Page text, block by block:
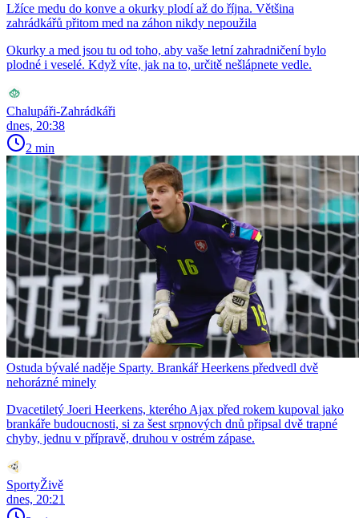
Lžíce medu do konve a okurky plodí až do října. Většina
zahrádkářů přitom med na záhon nikdy nepoužila
Okurky a med jsou tu od toho, aby vaše letní zahradničení bylo
plodné i veselé. Když víte, jak na to, určitě nešlápnete vedle.
Chalupáři-Zahrádkáři
dnes, 20:38
2 min
Ostuda bývalé naděje Sparty. Brankář Heerkens předvedl dvě
nehorázné minely
Dvacetiletý Joeri Heerkens, kterého Ajax před rokem kupoval jako
brankáře budoucnosti, si za šest srpnových dnů připsal dvě trapné
chyby, jednu v přípravě, druhou v ostrém zápase.
SportyŽivě
dnes, 20:21